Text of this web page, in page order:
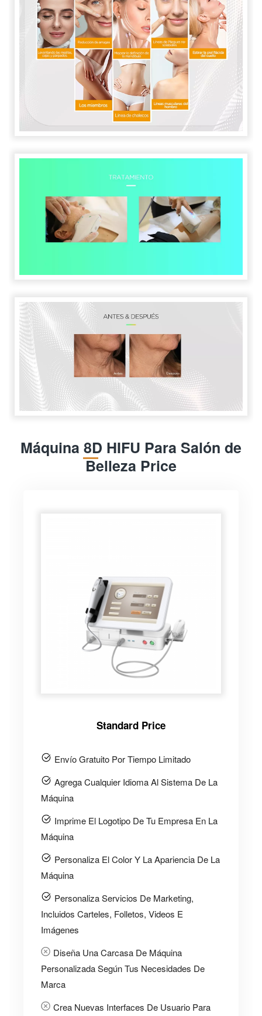
Máquina 8D HIFU Para Salón de
Belleza Price
Standard Price
Envío Gratuito Por Tiempo Limitado
Agrega Cualquier Idioma Al Sistema De La
Máquina
Imprime El Logotipo De Tu Empresa En La
Máquina
Personaliza El Color Y La Apariencia De La
Máquina
Personaliza Servicios De Marketing,
Incluidos Carteles, Folletos, Videos E
Imágenes
Diseña Una Carcasa De Máquina
Personalizada Según Tus Necesidades De
Marca
Crea Nuevas Interfaces De Usuario Para